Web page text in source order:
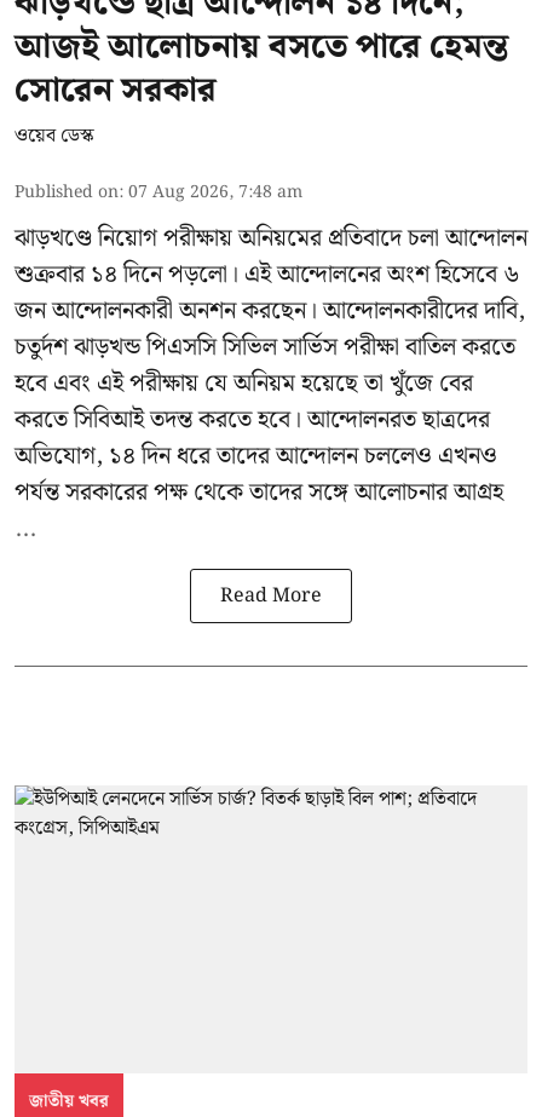
আজই আলোচনায় বসতে পারে হেমন্ত
সোরেন সরকার
ওয়েব ডেস্ক
Published on:07 Aug 2026, 7:48 am
ঝাড়খণ্ডে নিয়োগ পরীক্ষায় অনিয়মের প্রতিবাদে চলা আন্দোলন
শুক্রবার ১৪ দিনে পড়লো। এই আন্দোলনের অংশ হিসেবে ৬
জন আন্দোলনকারী অনশন করছেন। আন্দোলনকারীদের দাবি,
চতুর্দশ ঝাড়খন্ড পিএসসি সিভিল সার্ভিস পরীক্ষা বাতিল করতে
হবে এবং এই পরীক্ষায় যে অনিয়ম হয়েছে তা খুঁজে বের
করতে সিবিআই তদন্ত করতে হবে। আন্দোলনরত ছাত্রদের
অভিযোগ, ১৪ দিন ধরে তাদের আন্দোলন চললেও এখনও
পর্যন্ত সরকারের পক্ষ থেকে তাদের সঙ্গে আলোচনার আগ্রহ
...
Read More
জাতীয় খবর